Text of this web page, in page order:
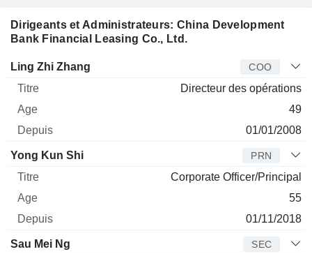
Dirigeants et Administrateurs: China Development
Bank Financial Leasing Co., Ltd.
Dirigeant Titre
Ling Zhi Zhang COO
Directeur des opérations
49
01/01/2008
Yong Kun Shi PRN
Corporate Officer/Principal
55
01/11/2018
Sau Mei Ng SEC